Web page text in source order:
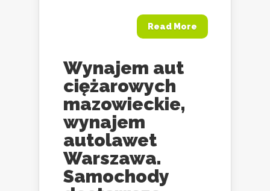
Read More
Wynajem aut
ciężarowych
mazowieckie,
wynajem
autolawet
Warszawa.
Samochody